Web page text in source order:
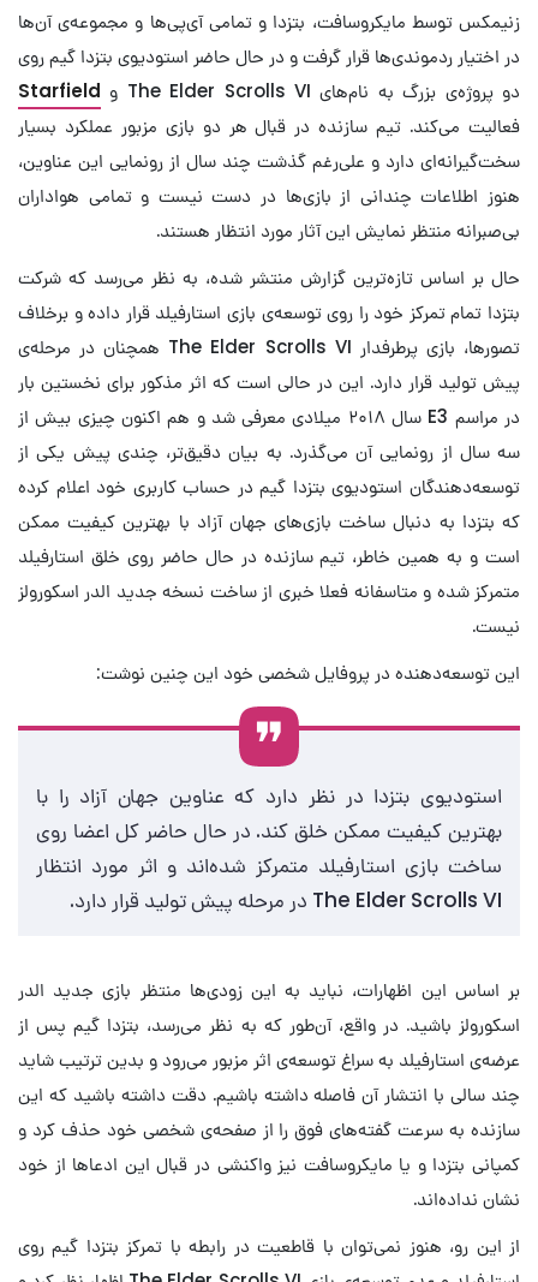
زنیمکس توسط مایکروسافت، بتزدا و تمامی آی‌پی‌ها و مجموعه‌ی آن‌ها
در اختیار ردموندی‌ها قرار گرفت و در حال حاضر استودیوی بتزدا گیم روی
دو پروژه‌ی بزرگ به نام‌های The Elder Scrolls VI و
Starfield
فعالیت می‌کند. تیم سازنده در قبال هر دو بازی مزبور عملکرد بسیار
سخت‌گیرانه‌ای دارد و علی‌رغم گذشت چند سال از رونمایی این عناوین،
هنوز اطلاعات چندانی از بازی‌ها در دست نیست و تمامی هواداران
بی‌صبرانه منتظر نمایش این آثار مورد انتظار هستند.
حال بر اساس تازه‌ترین گزارش منتشر شده، به نظر می‌رسد که شرکت
بتزدا تمام تمرکز خود را روی توسعه‌ی بازی استارفیلد قرار داده و برخلاف
تصورها، بازی پرطرفدار The Elder Scrolls VI همچنان در مرحله‌ی
پیش تولید قرار دارد. این در حالی است که اثر مذکور برای نخستین بار
در مراسم E3 سال ۲۰۱۸ میلادی معرفی شد و هم اکنون چیزی بیش از
سه سال از رونمایی آن می‌گذرد. به بیان دقیق‌تر، چندی پیش یکی از
توسعه‌دهندگان استودیوی بتزدا گیم در حساب کاربری خود اعلام کرده
که بتزدا به دنبال ساخت بازی‌های جهان آزاد با بهترین کیفیت ممکن
است و به همین خاطر، تیم سازنده در حال حاضر روی خلق استارفیلد
متمرکز شده‌ و متاسفانه فعلا خبری از ساخت نسخه جدید الدر اسکورولز
نیست.
این توسعه‌دهنده در پروفایل شخصی خود این چنین نوشت:
استودیوی بتزدا در نظر دارد که عناوین جهان آزاد را با
بهترین کیفیت ممکن خلق کند. در حال حاضر کل اعضا روی
ساخت بازی استارفیلد متمرکز شده‌اند و اثر مورد انتظار
The Elder Scrolls VI در مرحله پیش تولید قرار دارد.
بر اساس این اظهارات، نباید به این زودی‌ها منتظر بازی جدید الدر
اسکورولز باشید. در واقع، آن‌طور که به نظر می‌رسد، بتزدا گیم پس از
عرضه‌ی استارفیلد به سراغ توسعه‌ی اثر مزبور می‌رود و بدین ترتیب شاید
چند سالی با انتشار آن فاصله داشته باشیم. دقت داشته باشید که این
سازنده به سرعت گفته‌های فوق را از صفحه‌ی شخصی خود حذف کرد و
کمپانی بتزدا و یا مایکروسافت نیز واکنشی در قبال این ادعاها از خود
نشان نداده‌اند.
از این رو، هنوز نمی‌توان با قاطعیت در رابطه با تمرکز بتزدا گیم روی